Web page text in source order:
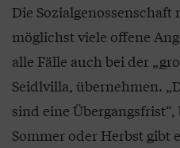
Die
möglichst viele offene
alle Fälle auch bei der
Seidlvilla, übernehmen.
sind eine
Sommer oder Herbst gibt